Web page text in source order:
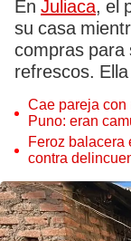
En Juliaca, el
su casa
compras para
refrescos.
Cae pareja con
Puno: eran
maletas
Feroz balacera
contra